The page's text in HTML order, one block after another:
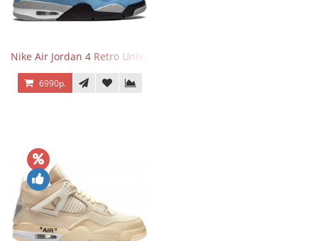
Nike Air Jordan 4 Retro University Blue
6990р.